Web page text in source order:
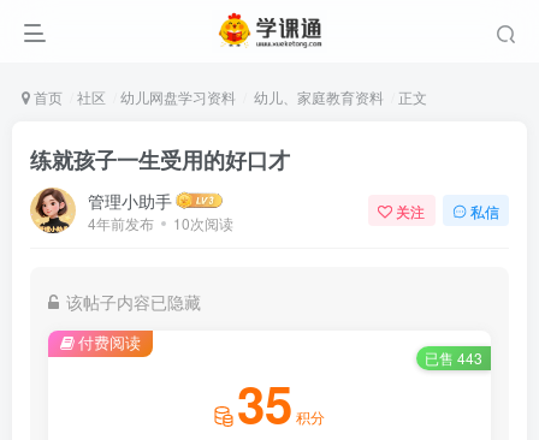
首页 社区 幼儿网盘学习资料 幼儿、家庭教育资料 正文
练就孩子一生受用的好口才
管理小助手
4年前发布 10次阅读
关注 私信
该帖子内容已隐藏
付费阅读
已售 443
35 积分